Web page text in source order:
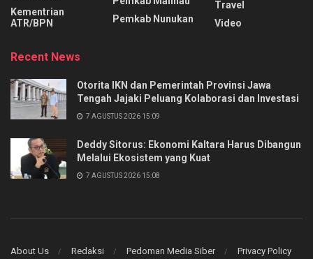
Kementrian
ATR/BPN
Pemkab Nunukan
Travel
Video
Recent News
Otorita IKN dan Pemerintah Provinsi Jawa
Tengah Jajaki Peluang Kolaborasi dan Investasi
7 AGUSTUS 2026 15:09
Deddy Sitorus: Ekonomi Kaltara Harus Dibangun
Melalui Ekosistem yang Kuat
7 AGUSTUS 2026 15:08
About Us Redaksi Pedoman Media Siber Privacy Policy